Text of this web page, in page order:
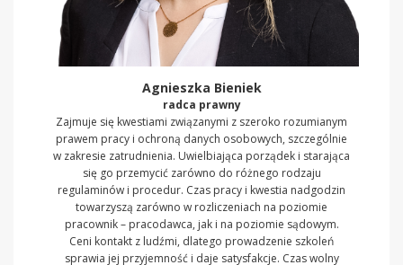
Agnieszka Bieniek
radca prawny
Zajmuje się kwestiami związanymi z szeroko rozumianym
prawem pracy i ochroną danych osobowych, szczególnie
w zakresie zatrudnienia. Uwielbiająca porządek i starająca
się go przemycić zarówno do różnego rodzaju
regulaminów i procedur. Czas pracy i kwestia nadgodzin
towarzyszą zarówno w rozliczeniach na poziomie
pracownik – pracodawca, jak i na poziomie sądowym.
Ceni kontakt z ludźmi, dlatego prowadzenie szkoleń
sprawia jej przyjemność i daje satysfakcje. Czas wolny